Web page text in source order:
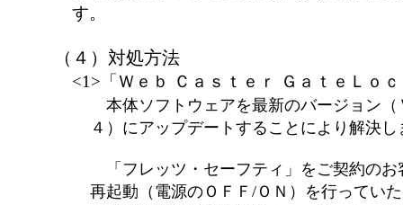
す。
（４）対処方法
<1>「Ｗｅｂ Ｃａｓｔｅｒ ＧａｔｅＬｏ
本体ソフトウェアを最新のバージョン（
４）にアップデートすることにより解決し
「フレッツ・セーフティ」をご契約のお
再起動（電源のＯＦＦ/ＯＮ）を行ってい